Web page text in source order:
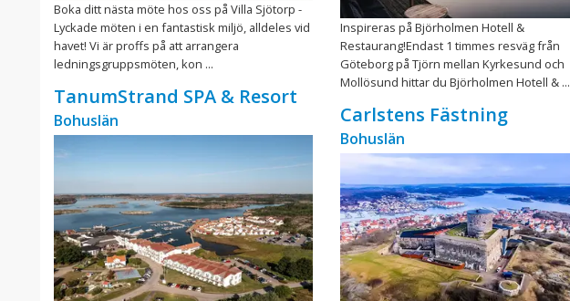
Boka ditt nästa möte hos oss på Villa Sjötorp -
Lyckade möten i en fantastisk miljö, alldeles vid
havet! Vi är proffs på att arrangera
ledningsgruppsmöten, kon ...
TanumStrand SPA & Resort
Bohuslän
Inspireras på Björholmen Hotell &
Restaurang!Endast 1 timmes resväg från
Göteborg på Tjörn mellan Kyrkesund och
Mollösund hittar du Björholmen Hotell & ...
Carlstens Fästning
Bohuslän